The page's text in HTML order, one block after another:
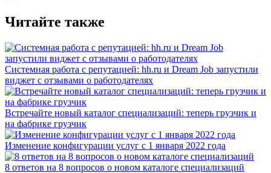
Читайте также
Системная работа с репутацией: hh.ru и Dream Job запустили
виджет с отзывами о работодателях
Встречайте новый каталог специализаций: теперь грузчик и
на фабрике грузчик
Изменение конфигурации услуг с 1 января 2022 года
8 ответов на 8 вопросов о новом каталоге специализаций